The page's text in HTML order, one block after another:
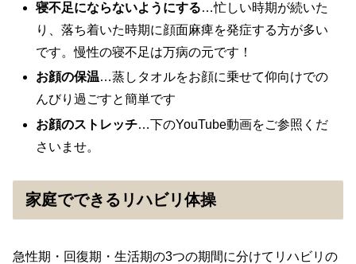
寝不足にならないようにする…忙しい時期が続いた
り、落ち着いた時期に顔面麻痺を発症する方が多い
です。慢性の寝不足は万病の元です！
お顔の保温…蒸しタオルをお顔に乗せて仰向けでの
んびり過ごすと簡単です
お顔のストレッチ…下のYouTube動画をご参照くだ
さいませ。
家庭でできるリハビリ体操
急性期・回復期・生活期の3つの期間に分けてリハビリの